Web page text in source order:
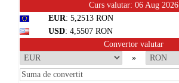
Curs valutar: 06 Aug 2026
EUR: 5,2513 RON
USD: 4,5507 RON
Convertor valutar
»